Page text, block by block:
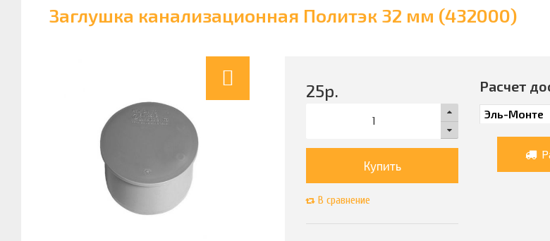
Заглушка канализационная Политэк 32 мм (432000)
25р.
Купить
В сравнение
Расчет